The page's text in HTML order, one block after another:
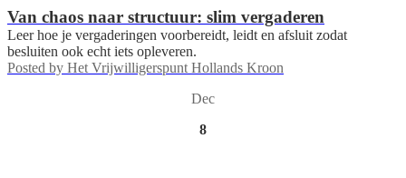
Van chaos naar structuur: slim vergaderen
Leer hoe je vergaderingen voorbereidt, leidt en afsluit zodat
besluiten ook echt iets opleveren.
Posted by Het Vrijwilligerspunt Hollands Kroon
Dec
8